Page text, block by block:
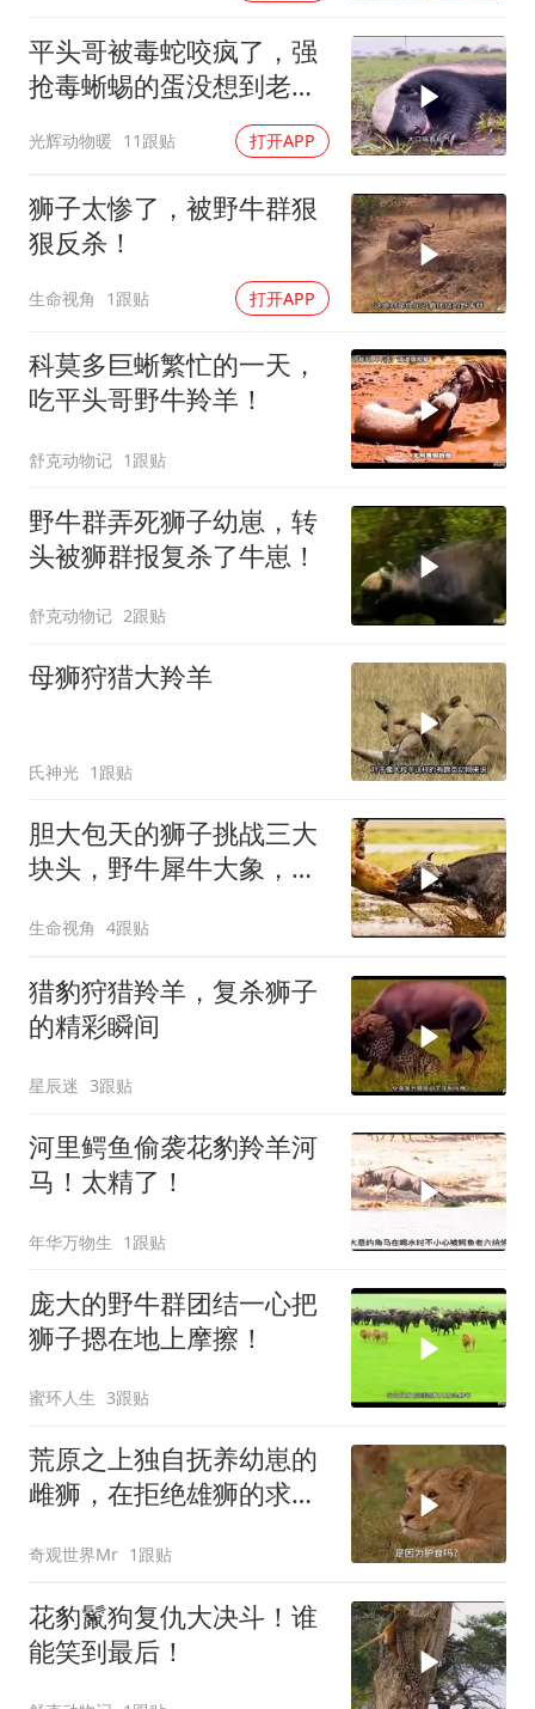
平头哥被毒蛇咬疯了，强
抢毒蜥蜴的蛋没想到老婆
光辉动物暖 11跟贴 打开APP
狮子太惨了，被野牛群狠
狠反杀！
生命视角 1跟贴 打开APP
科莫多巨蜥繁忙的一天，
吃平头哥野牛羚羊！
舒克动物记 1跟贴
野牛群弄死狮子幼崽，转
头被狮群报复杀了牛崽！
舒克动物记 2跟贴
母狮狩猎大羚羊
氏神光 1跟贴
胆大包天的狮子挑战三大
块头，野牛犀牛大象，草
生命视角 4跟贴
猎豹狩猎羚羊，复杀狮子
的精彩瞬间
星辰迷 3跟贴
河里鳄鱼偷袭花豹羚羊河
马！太精了！
年华万物生 1跟贴
庞大的野牛群团结一心把
狮子摁在地上摩擦！
蜜环人生 3跟贴
荒原之上独自抚养幼崽的
雌狮，在拒绝雄狮的求偶
奇观世界Mr 1跟贴
花豹鬣狗复仇大决斗！谁
能笑到最后！